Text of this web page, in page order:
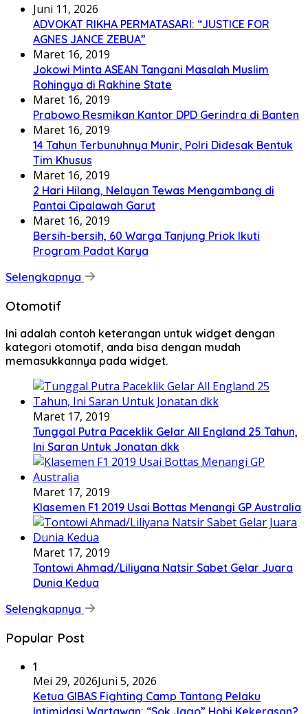
Juni 11, 2026
ADVOKAT RIKHA PERMATASARI: “JUSTICE FOR
AGNES JANCE ZEBUA”
Maret 16, 2019
Jokowi Minta ASEAN Tangani Masalah Muslim
Rohingya di Rakhine State
Maret 16, 2019
Prabowo Resmikan Kantor DPD Gerindra di Banten
Maret 16, 2019
14 Tahun Terbunuhnya Munir, Polri Didesak Bentuk
Tim Khusus
Maret 16, 2019
2 Hari Hilang, Nelayan Tewas Mengambang di
Pantai Cipalawah Garut
Maret 16, 2019
Bersih-bersih, 60 Warga Tanjung Priok Ikuti
Program Padat Karya
Selengkapnya
Otomotif
Ini adalah contoh keterangan untuk widget dengan
kategori otomotif, anda bisa dengan mudah
memasukkannya pada widget.
Maret 17, 2019
Tunggal Putra Paceklik Gelar All England 25 Tahun,
Ini Saran Untuk Jonatan dkk
Maret 17, 2019
Klasemen F1 2019 Usai Bottas Menangi GP Australia
Maret 17, 2019
Tontowi Ahmad/Liliyana Natsir Sabet Gelar Juara
Dunia Kedua
Selengkapnya
Popular Post
1
Mei 29, 2026Juni 5, 2026
Ketua GIBAS Fighting Camp Tantang Pelaku
Intimidasi Wartawan: “Sok Jago” Hobi Kekerasan?